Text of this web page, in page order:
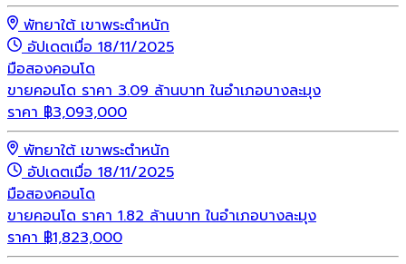
พัทยาใต้ เขาพระตำหนัก
อัปเดตเมื่อ 18/11/2025
มือสองคอนโด
ขายคอนโด ราคา 3.09 ล้านบาท ในอำเภอบางละมุง
ราคา ฿3,093,000
พัทยาใต้ เขาพระตำหนัก
อัปเดตเมื่อ 18/11/2025
มือสองคอนโด
ขายคอนโด ราคา 1.82 ล้านบาท ในอำเภอบางละมุง
ราคา ฿1,823,000